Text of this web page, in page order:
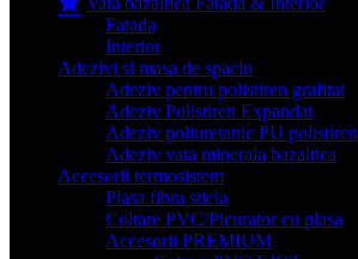
Fatada
Interior
Adezivi si masa de spaclu
Adeziv pentru polistiren grafitat
Adeziv Polistiren Expandat
Adeziv poliuretanic PU polistiren
Adeziv vata minerala bazaltica
Accesorii termosistem
Plasa fibra sticla
Coltare PVC/Picurator cu plasa
Accesorii PREMIUM